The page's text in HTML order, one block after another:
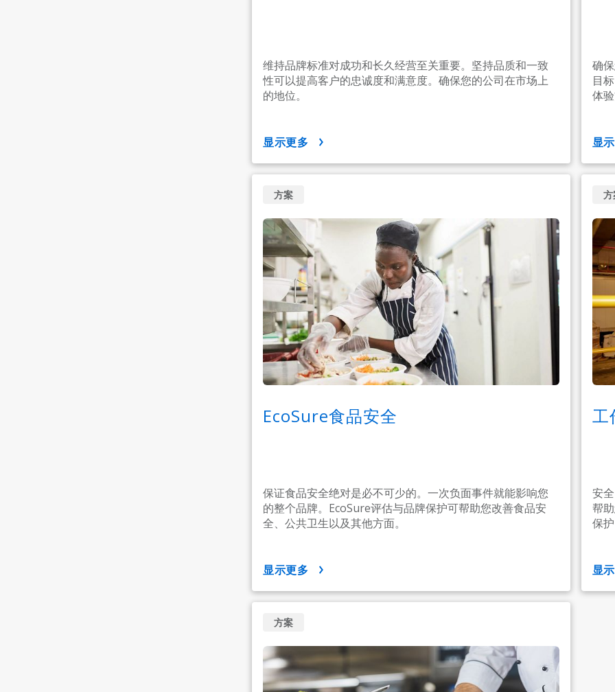
维持品牌标准对成功和长久经营至关重要。坚持品质和一致
性可以提高客户的忠诚度和满意度。确保您的公司在市场上
的地位。
显示更多
确
目
体
显
EcoSure食品安全
保证食品安全绝对是必不可少的。一次负面事件就能影响您
的整个品牌。EcoSure评估与品牌保护可帮助您改善食品安
全、公共卫生以及其他方面。
方案
显示更多
工
安
帮
保
方
显
方案